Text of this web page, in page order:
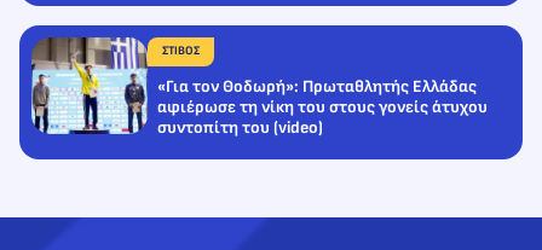
ΣΤΙΒΟΣ
«Για τον Θοδωρή»: Πρωταθλητής Ελλάδας
αφιέρωσε τη νίκη του στους γονείς άτυχου
συντοπίτη του (video)